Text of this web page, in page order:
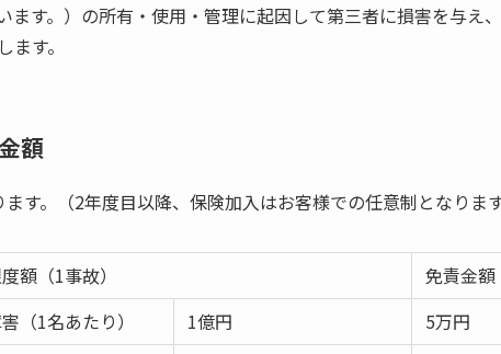
ます。）の所有・使用・管理に起因して第三者に損害を与え
す。
額
す。（2年度目以降、保険加入はお客様での任意制となります
額（1事故）
免責金額
（1名あたり） 1億円
5万円